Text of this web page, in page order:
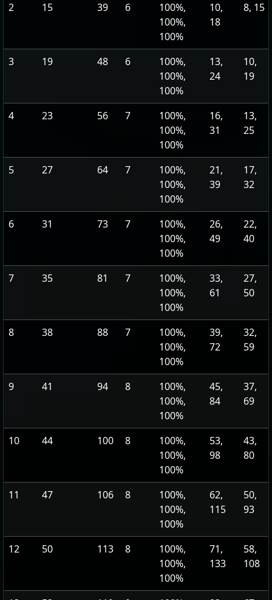
2 15 39 6
100%,
100%,
100%
10,
18
8, 15
3 19 48 6
100%,
100%,
100%
13,
24
10,
19
4 23 56 7
100%,
100%,
100%
16,
31
13,
25
5 27 64 7
100%,
100%,
100%
21,
39
17,
32
6 31 73 7
100%,
100%,
100%
26,
49
22,
40
7 35 81 7
100%,
100%,
100%
33,
61
27,
50
8 38 88 7
100%,
100%,
100%
39,
72
32,
59
9 41 94 8
100%,
100%,
100%
45,
84
37,
69
10 44 100 8
100%,
100%,
100%
53,
98
43,
80
11 47 106 8
100%,
100%,
100%
62,
115
50,
93
12 50 113 8
100%,
100%,
100%
71,
133
58,
108